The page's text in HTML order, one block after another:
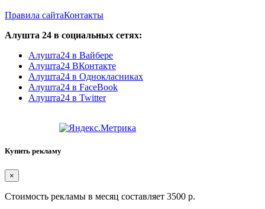
Правила сайтаКонтакты
Алушта 24 в социальных сетях:
Алушта24 в Вайбере
Алушта24 ВКонтакте
Алушта24 в Однокласниках
Алушта24 в FaceBook
Алушта24 в Twitter
Купить рекламу
×
Стоимость рекламы в месяц составляет 3500 р.